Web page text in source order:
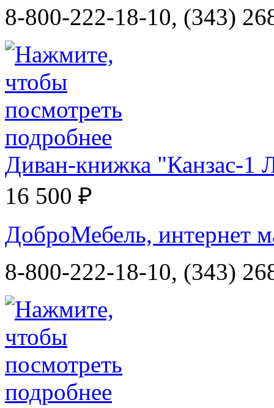
8-800-222-18-10, (343)
Диван-книжка "Канзас-1
16 500 ₽
ДоброМебель, интернет
8-800-222-18-10, (343)